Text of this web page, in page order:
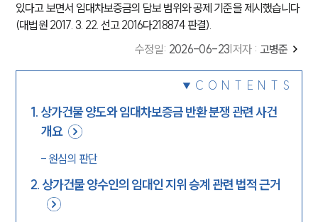
있다고 보면서 임대차보증금의 담보 범위와 공제 기준을 제시했습니다
(대법원 2017. 3. 22. 선고 2016다218874 판결).
수정일: 2026-06-23 저자 : 고병준
CONTENTS
1. 상가건물 양도와 임대차보증금 반환 분쟁 관련 사건
개요
- 원심의 판단
2. 상가건물 양수인의 임대인 지위 승계 관련 법적 근거